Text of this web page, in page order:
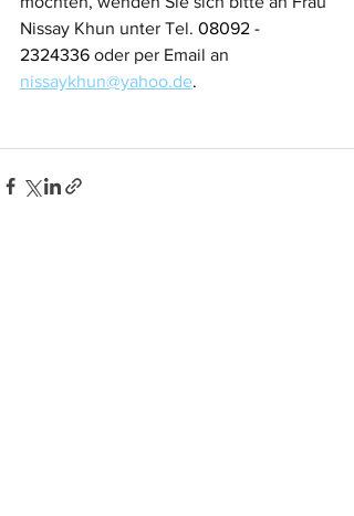
Nissay Khun unter Tel. 08092 -
2324336 oder per Email an
nissaykhun@yahoo.de.